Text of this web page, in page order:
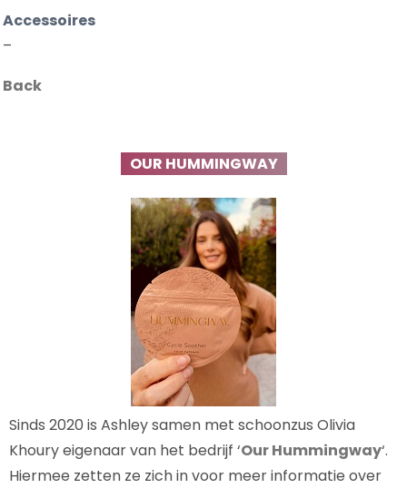
Accessoires
–
Back
OUR HUMMINGWAY
Sinds 2020 is Ashley samen met schoonzus Olivia
Khoury eigenaar van het bedrijf ‘Our Hummingway‘.
Hiermee zetten ze zich in voor meer informatie over